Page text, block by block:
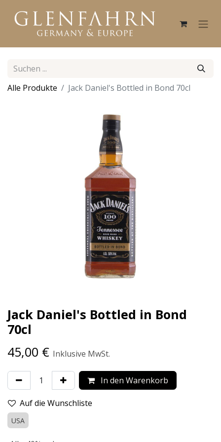
Alle Produkte Jack Daniel's Bottled in Bond 70cl
Jack Daniel's Bottled in Bond
70cl
45,00 € Inklusive MwSt.
In den Warenkorb
Auf die Wunschliste
USA